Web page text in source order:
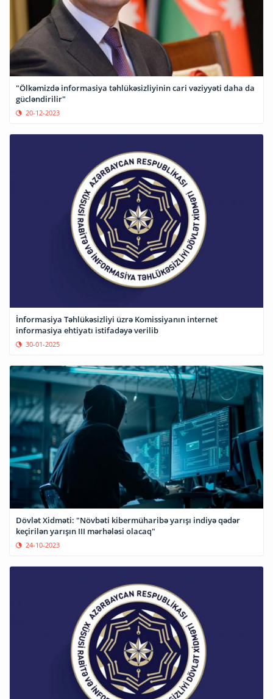
"Ölkəmizdə informasiya təhlükəsizliyinin cari vəziyyəti daha da
gücləndirilir"
20-12-2023
İnformasiya Təhlükəsizliyi üzrə Komissiyanın internet
informasiya ehtiyatı istifadəyə verilib
30-01-2025
Dövlət Xidməti: "Növbəti kibermüharibə yarışı indiyə qədər
keçirilən yarışın III mərhələsi olacaq"
24-10-2023